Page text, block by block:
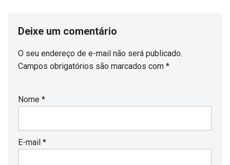
Deixe um comentário
O seu endereço de e-mail não será publicado.
Campos obrigatórios são marcados com *
Nome *
E-mail *